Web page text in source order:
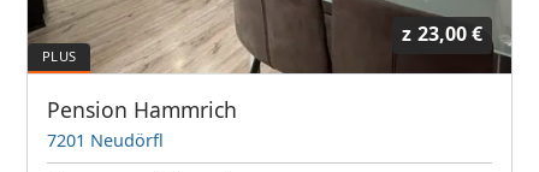
z 23,00 €
Pension Hammrich
7201 Neudörfl